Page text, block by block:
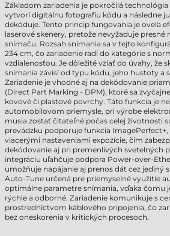
Základom zariadenia je pokročilá
vytvorí digitálnu fotografiu kódu a následne
dekóduje. Tento princíp fungovania je oveľa
laserové skenery, pretože nevyžaduje
snímaču. Rozsah snímania sa v tejto
234 cm, čo zariadenie radí do kategórie s
vzdialenosťou. Je dôležité vziať do úvahy, že
snímania závisí od typu kódu, jeho hustoty a
Zariadenie je vhodné aj na dekódovanie
(Direct Part Marking - DPM), ktoré sa
kovové či plastové povrchy. Táto funkcia je
automobilovom priemysle, pri výrobe
musia zostať čitateľné počas celej životnosti
prevádzku podporuje funkcia
viacerými nastaveniami expozície, čím
dekódovanie aj pri premenlivých svetelných
integráciu uľahčuje podpora Power-over-
umožňuje napájanie aj prenos dát cez jediný
Auto-Tune určená pre priemyselné využitie
optimálne parametre snímania, vďaka čomu
rýchle a odborné. Zariadenie komunikuje s
prostredníctvom káblového pripojenia, čo
bez oneskorenia v kritických procesoch.